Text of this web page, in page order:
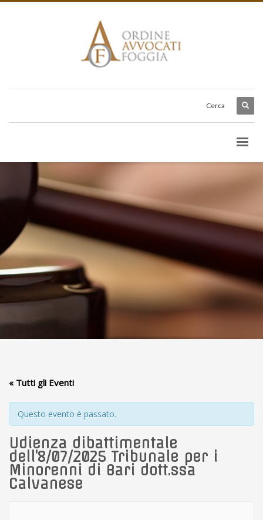
Cerca
« Tutti gli Eventi
Questo evento è passato.
Udienza dibattimentale
dell’8/07/2025 Tribunale per i
Minorenni di Bari dott.ssa
Calvanese